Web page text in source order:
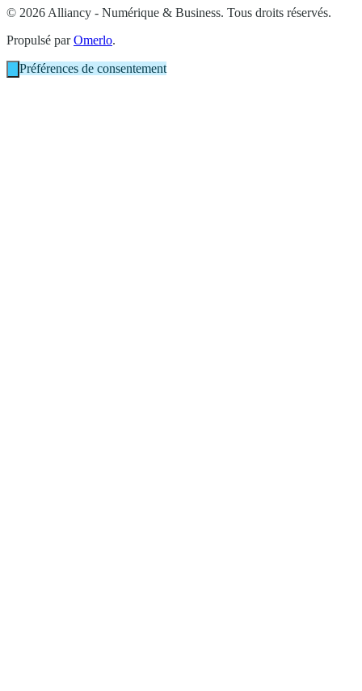
© 2026 Alliancy - Numérique & Business. Tous droits réservés.
Propulsé parOmerlo.
Préférences de consentement